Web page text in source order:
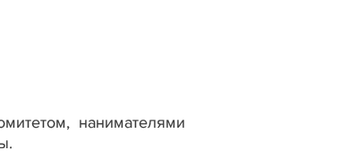
нанимателями